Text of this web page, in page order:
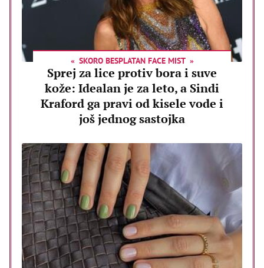
SKORO BESPLATAN FACE MIST
Sprej za lice protiv bora i suve
kože: Idealan je za leto, a Sindi
Kraford ga pravi od kisele vode i
još jednog sastojka